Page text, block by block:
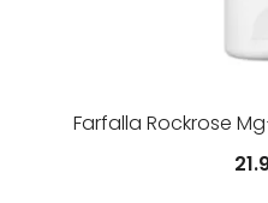
Farfalla Rockrose